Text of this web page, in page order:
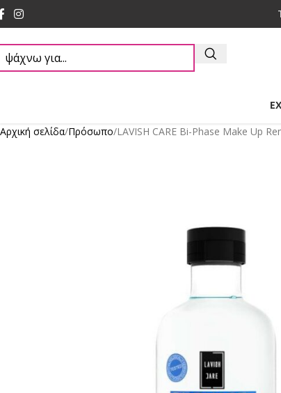
Αρχική σελίδα Πρόσωπο LAVISH CARE Bi-Phase Make Up